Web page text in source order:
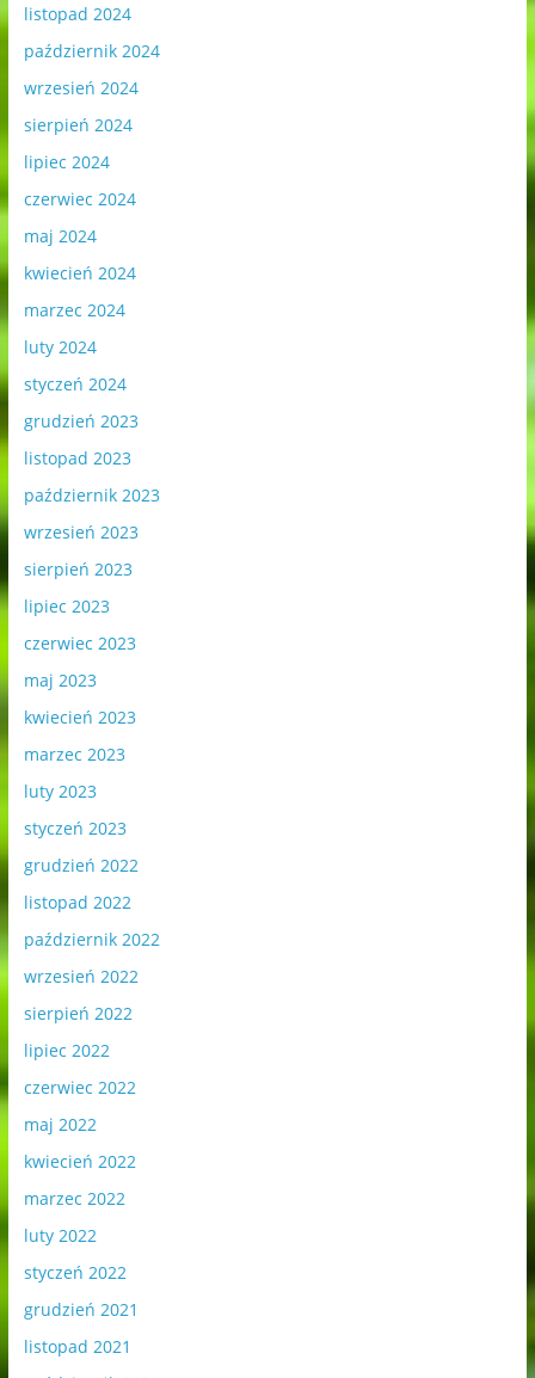
listopad 2024
październik 2024
wrzesień 2024
sierpień 2024
lipiec 2024
czerwiec 2024
maj 2024
kwiecień 2024
marzec 2024
luty 2024
styczeń 2024
grudzień 2023
listopad 2023
październik 2023
wrzesień 2023
sierpień 2023
lipiec 2023
czerwiec 2023
maj 2023
kwiecień 2023
marzec 2023
luty 2023
styczeń 2023
grudzień 2022
listopad 2022
październik 2022
wrzesień 2022
sierpień 2022
lipiec 2022
czerwiec 2022
maj 2022
kwiecień 2022
marzec 2022
luty 2022
styczeń 2022
grudzień 2021
listopad 2021